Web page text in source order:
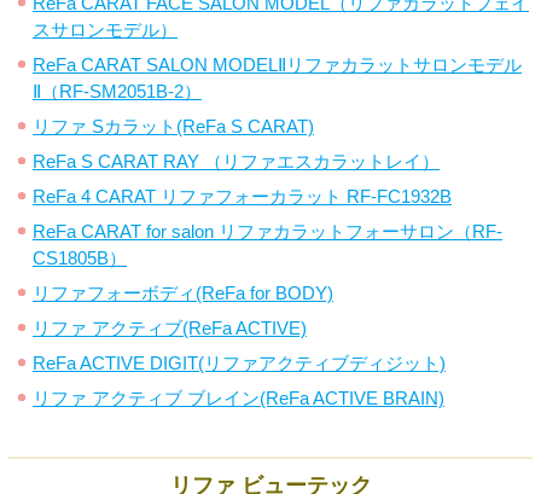
スサロンモデル）
ReFa CARAT SALON MODELⅡリファカラットサロンモデル
Ⅱ（RF-SM2051B-2）
リファ Sカラット(ReFa S CARAT)
ReFa S CARAT RAY （リファエスカラットレイ）
ReFa 4 CARAT リファフォーカラット RF-FC1932B
ReFa CARAT for salon リファカラットフォーサロン（RF-
CS1805B）
リファフォーボディ(ReFa for BODY)
リファ アクティブ(ReFa ACTIVE)
ReFa ACTIVE DIGIT(リファアクティブディジット)
リファ アクティブ ブレイン(ReFa ACTIVE BRAIN)
リファ ビューテック